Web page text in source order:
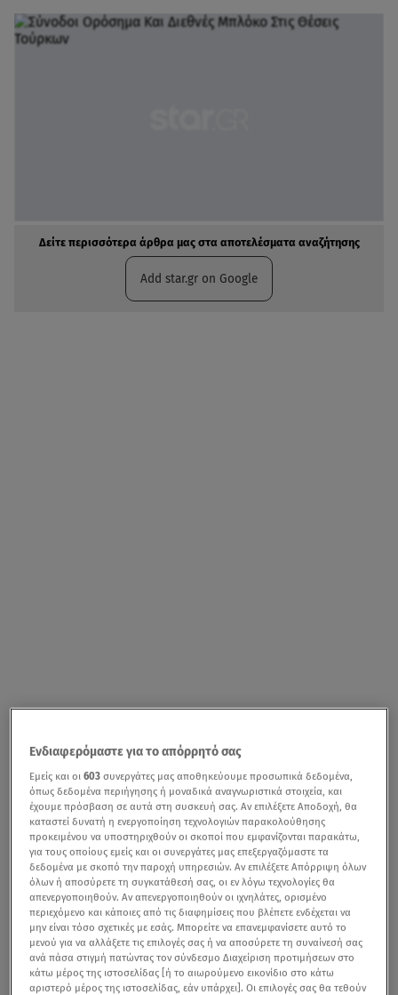
Δείτε περισσότερα άρθρα μας στα αποτελέσματα αναζήτησης
Add star.gr on Google
Ενδιαφερόμαστε για το απόρρητό σας
Εμείς και οι603 συνεργάτες μας αποθηκεύουμε προσωπικά δεδομένα,
όπως δεδομένα περιήγησης ή μοναδικά αναγνωριστικά στοιχεία, και
έχουμε πρόσβαση σε αυτά στη συσκευή σας. Αν επιλέξετε Αποδοχή, θα
καταστεί δυνατή η ενεργοποίηση τεχνολογιών παρακολούθησης
προκειμένου να υποστηριχθούν οι σκοποί που εμφανίζονται παρακάτω,
για τους οποίους εμείς και οι συνεργάτες μας επεξεργαζόμαστε τα
δεδομένα με σκοπό την παροχή υπηρεσιών. Αν επιλέξετε Απόρριψη όλων
όλων ή αποσύρετε τη συγκατάθεσή σας, οι εν λόγω τεχνολογίες θα
απενεργοποιηθούν. Αν απενεργοποιηθούν οι ιχνηλάτες, ορισμένο
περιεχόμενο και κάποιες από τις διαφημίσεις που βλέπετε ενδέχεται να
μην είναι τόσο σχετικές με εσάς. Μπορείτε να επανεμφανίσετε αυτό το
μενού για να αλλάξετε τις επιλογές σας ή να αποσύρετε τη συναίνεσή σας
ανά πάσα στιγμή πατώντας τον σύνδεσμο Διαχείριση προτιμήσεων στο
κάτω μέρος της ιστοσελίδας [ή το αιωρούμενο εικονίδιο στο κάτω
αριστερό μέρος της ιστοσελίδας, εάν υπάρχει]. Οι επιλογές σας θα τεθούν